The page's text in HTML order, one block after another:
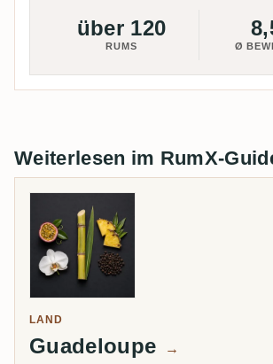
über 120
RUMS Ø
Weiterlesen im RumX-
LAND
Guadeloupe →